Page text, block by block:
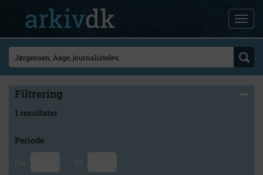
Filtrering
1 resultater
Periode
Fra Til